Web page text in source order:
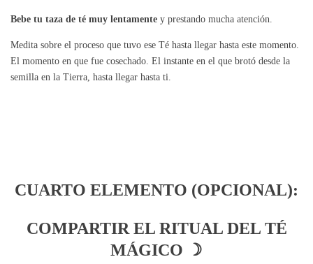
Bebe tu taza de té muy lentamente y prestando mucha atención.
Medita sobre el proceso que tuvo ese Té hasta llegar hasta este momento.
El momento en que fue cosechado. El instante en el que brotó desde la
semilla en la Tierra, hasta llegar hasta ti.
CUARTO ELEMENTO (OPCIONAL):
COMPARTIR EL RITUAL DEL TÉ
MÁGICO ☽